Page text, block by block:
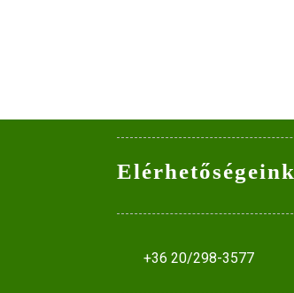
Elérhetőségeink
+36 20/298-3577